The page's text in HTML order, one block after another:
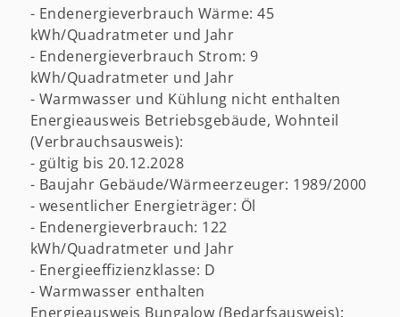
- Endenergieverbrauch Wärme: 45
kWh/Quadratmeter und Jahr
- Endenergieverbrauch Strom: 9
kWh/Quadratmeter und Jahr
- Warmwasser und Kühlung nicht enthalten
Energieausweis Betriebsgebäude, Wohnteil
(Verbrauchsausweis):
- gültig bis 20.12.2028
- Baujahr Gebäude/Wärmeerzeuger: 1989/2000
- wesentlicher Energieträger: Öl
- Endenergieverbrauch: 122
kWh/Quadratmeter und Jahr
- Energieeffizienzklasse: D
- Warmwasser enthalten
Energieausweis Bungalow (Bedarfsausweis):